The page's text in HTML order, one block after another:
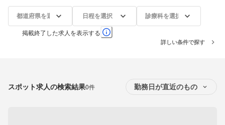
都道府県を選択 日程を選択 診療科を選択
掲載終了した求人を表示する
詳しい条件で探す
スポット求人の検索結果0件 勤務日が直近のもの